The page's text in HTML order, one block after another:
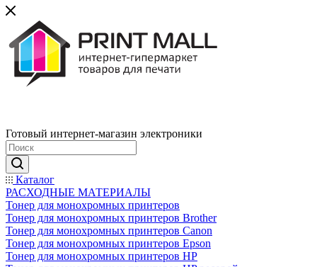
Готовый интернет-магазин электроники
Каталог
РАСХОДНЫЕ МАТЕРИАЛЫ
Тонер для монохромных принтеров
Тонер для монохромных принтеров Brother
Тонер для монохромных принтеров Canon
Тонер для монохромных принтеров Epson
Тонер для монохромных принтеров HP